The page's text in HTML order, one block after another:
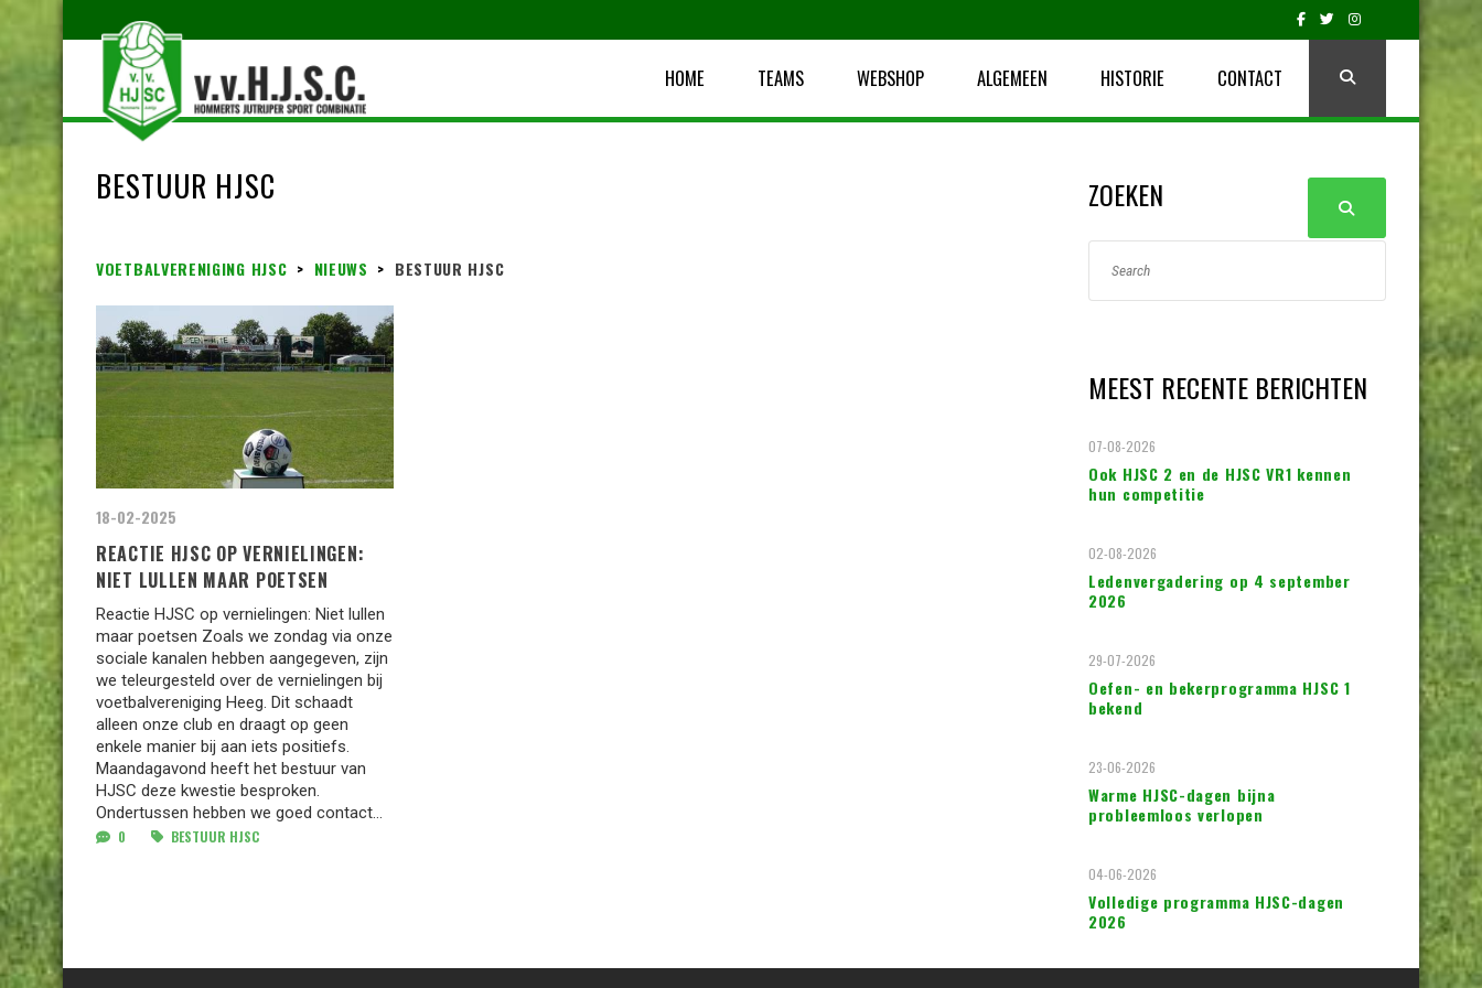
HOME TEAMS WEBSHOP ALGEMEEN HISTORIE CONTACT
BESTUUR HJSC
VOETBALVERENIGING HJSC > NIEUWS > BESTUUR HJSC
18-02-2025
REACTIE HJSC OP VERNIELINGEN:
NIET LULLEN MAAR POETSEN
Reactie HJSC op vernielingen: Niet lullen
maar poetsen Zoals we zondag via onze
sociale kanalen hebben aangegeven, zijn
we teleurgesteld over de vernielingen bij
voetbalvereniging Heeg. Dit schaadt
alleen onze club en draagt op geen
enkele manier bij aan iets positiefs.
Maandagavond heeft het bestuur van
HJSC deze kwestie besproken.
Ondertussen hebben we goed contact...
0 BESTUUR HJSC
ZOEKEN
MEEST RECENTE BERICHTEN
Ook HJSC 2 en de HJSC VR1 kennen
hun competitie
07-08-2026
Ledenvergadering op 4 september
2026
02-08-2026
Oefen- en bekerprogramma HJSC 1
bekend
29-07-2026
Warme HJSC-dagen bijna
probleemloos verlopen
23-06-2026
Volledige programma HJSC-dagen
2026
04-06-2026